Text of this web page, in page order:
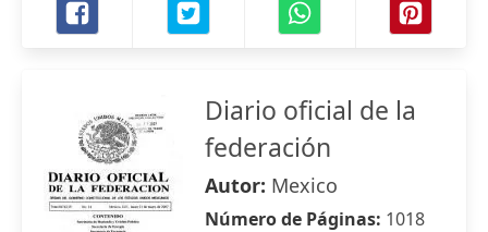
Diario oficial de la
federación
Autor: Mexico
Número de Páginas: 1018